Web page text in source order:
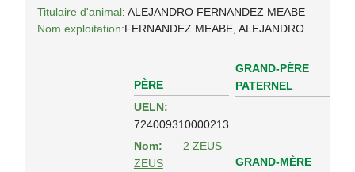
Titulaire d'animal: ALEJANDRO FERNANDEZ MEABE
Nom exploitation:FERNANDEZ MEABE, ALEJANDRO
PÈRE
UELN:
724009310000213
Nom:
2 ZEUS
ZEUS
GRAND-PÈRE
PATERNEL
GRAND-MÈRE